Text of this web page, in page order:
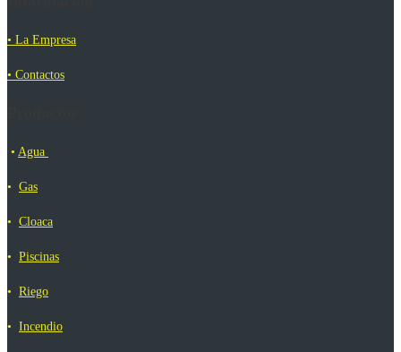
• La Empresa
• Contactos
• Agua
• Gas
• Cloaca
• Piscinas
• Riego
• Incendio